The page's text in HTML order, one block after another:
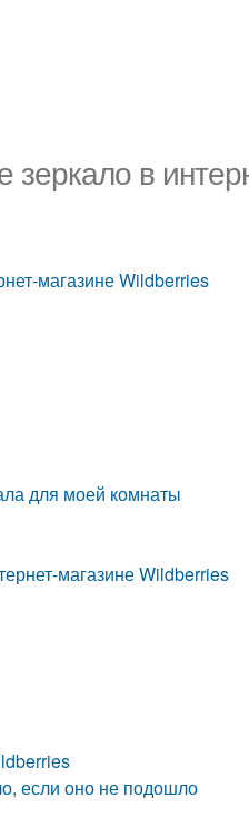
в
магазине Wildberries
для моей комнаты
магазине Wildberries
если оно не подошло